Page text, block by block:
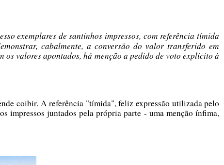
exemplares de santinhos impressos, com referência tímida
cabalmente, a conversão do valor transferido em
os valores apontados, há menção a pedido de voto explícito à
coibir. A referência "tímida", feliz expressão utilizada pelo
impressos juntados pela própria parte - uma menção ínfima,